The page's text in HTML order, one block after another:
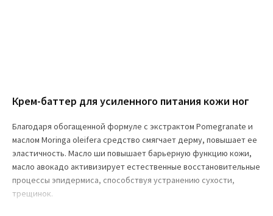
Крем-баттер для усиленного питания кожи ног
Благодаря обогащенной формуле с экстрактом Pomegranate и
маслом Moringa oleifera средство смягчает дерму, повышает ее
эластичность. Масло ши повышает барьерную функцию кожи,
масло авокадо активизирует естественные восстановительные
процессы эпидермиса, способствуя устранению сухости,
трещинок.